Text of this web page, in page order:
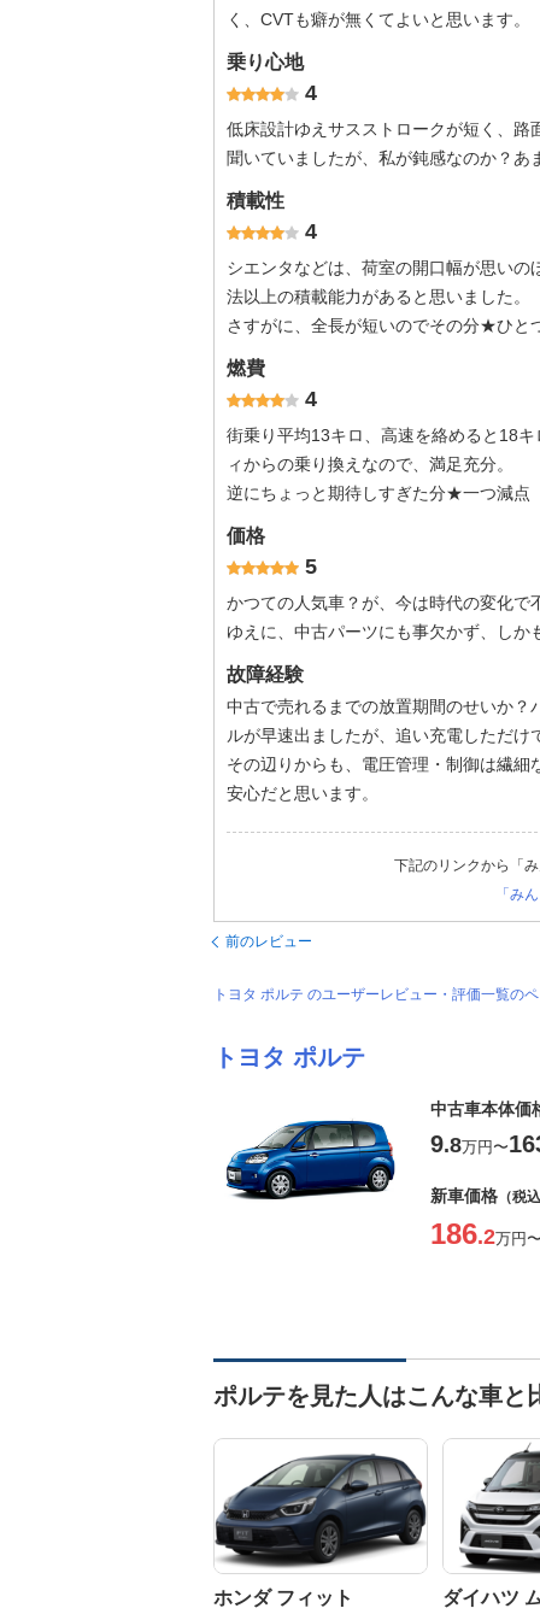
く、CVTも癖が無くてよいと思います。
乗り心地
4
低床設計ゆえサスストロークが短く、
聞いていましたが、私が鈍感なのか？あ
積載性
4
シエンタなどは、荷室の開口幅が思い
法以上の積載能力があると思いました。
さすがに、全長が短いのでその分★ひと
燃費
4
街乗り平均13キロ、高速を絡めると18
ィからの乗り換えなので、満足充分。
逆にちょっと期待しすぎた分★一つ減点
価格
5
かつての人気車？が、今は時代の変化
ゆえに、中古パーツにも事欠かず、し
故障経験
中古で売れるまでの放置期間のせいか
ルが早速出ましたが、追い充電しただけ
その辺りからも、電圧管理・制御は繊
安心だと思います。
下記のリンクから「
「み
前のレビュー
トヨタ ポルテ のユーザーレビュー・評価一覧の
トヨタ ポルテ
中古車本体価
9.8万円〜
新車価格 （税
186.2万円
ポルテを見た人はこんな車と
ホンダ フィット ダイハツ